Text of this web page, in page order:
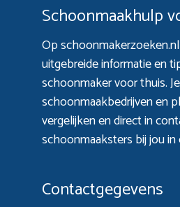
Schoonmaakhulp
Op
uitgebreide informatie en
schoonmaker voor thuis.
schoonmaakbedrijven en
vergelijken en direct in
schoonmaaksters bij jou in
Contactgegevens